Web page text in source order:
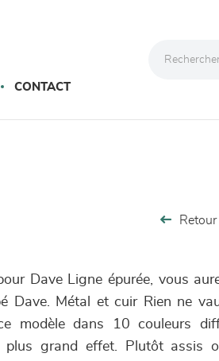
CONTACT
Dave Ligne épurée, vous
Dave. Métal et cuir Rien ne
modèle dans 10 couleurs
plus grand effet. Plutôt assis